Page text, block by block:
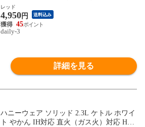
Ware 富士ホーロー 【北海道・沖縄は990円
加算】how052-1
レッド
4,950円 送料込み
45
daily-3
詳細を見る
ハニーウェア ソリッド 2.3L ケトル ホワイ
ト やかん IH対応 直火（ガス火）対応 Hon